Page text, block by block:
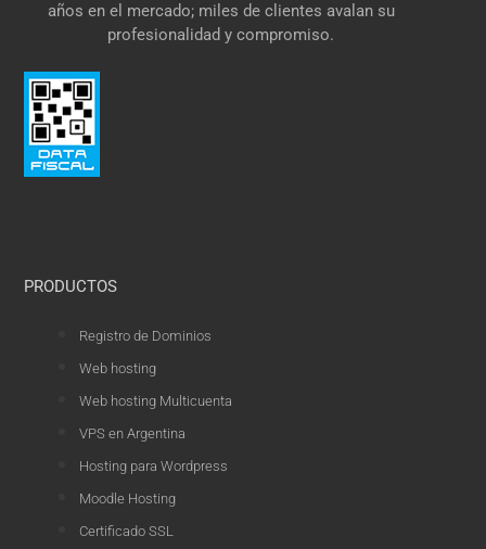
años en el mercado; miles de clientes avalan su
profesionalidad y compromiso.
PRODUCTOS
Registro de Dominios
Web hosting
Web hosting Multicuenta
VPS en Argentina
Hosting para Wordpress
Moodle Hosting
Certificado SSL